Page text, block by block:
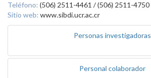
Teléfono: (506) 2511-4461 / (506) 2511-4750
Sitio web: www.sibdi.ucr.ac.cr
Personas investigadoras
Personal colaborador